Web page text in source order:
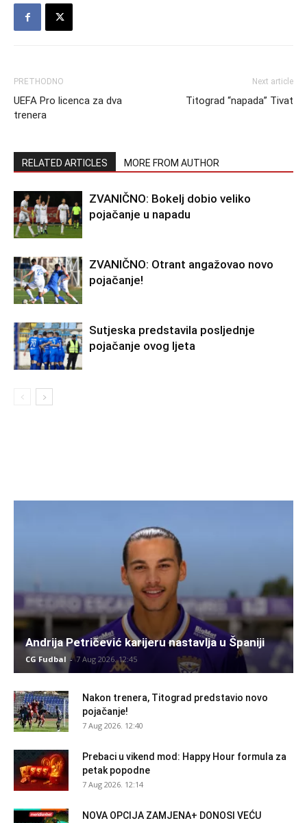
PRETHODNO
UEFA Pro licenca za dva
trenera
Next article
Titograd “napada” Tivat
RELATED ARTICLES MORE FROM AUTHOR
ZVANIČNO: Bokelj dobio veliko
pojačanje u napadu
ZVANIČNO: Otrant angažovao novo
pojačanje!
Sutjeska predstavila posljednje
pojačanje ovog ljeta
Andrija Petričević karijeru nastavlja u Španiji
CG Fudbal - 7 Aug 2026. 12:45
Nakon trenera, Titograd predstavio novo
pojačanje!
7 Aug 2026. 12:40
Prebaci u vikend mod: Happy Hour formula za
petak popodne
7 Aug 2026. 12:14
NOVA OPCIJA ZAMJENA+ DONOSI VEĆU